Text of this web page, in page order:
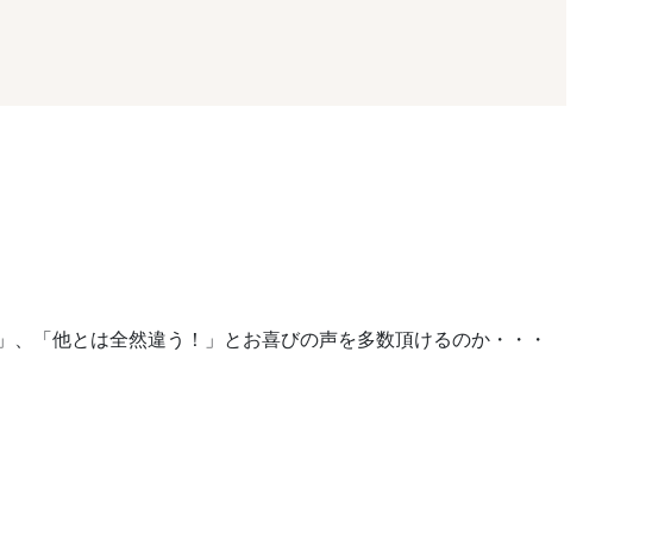
「他とは全然違う！」とお喜びの声を多数頂けるのか・・・